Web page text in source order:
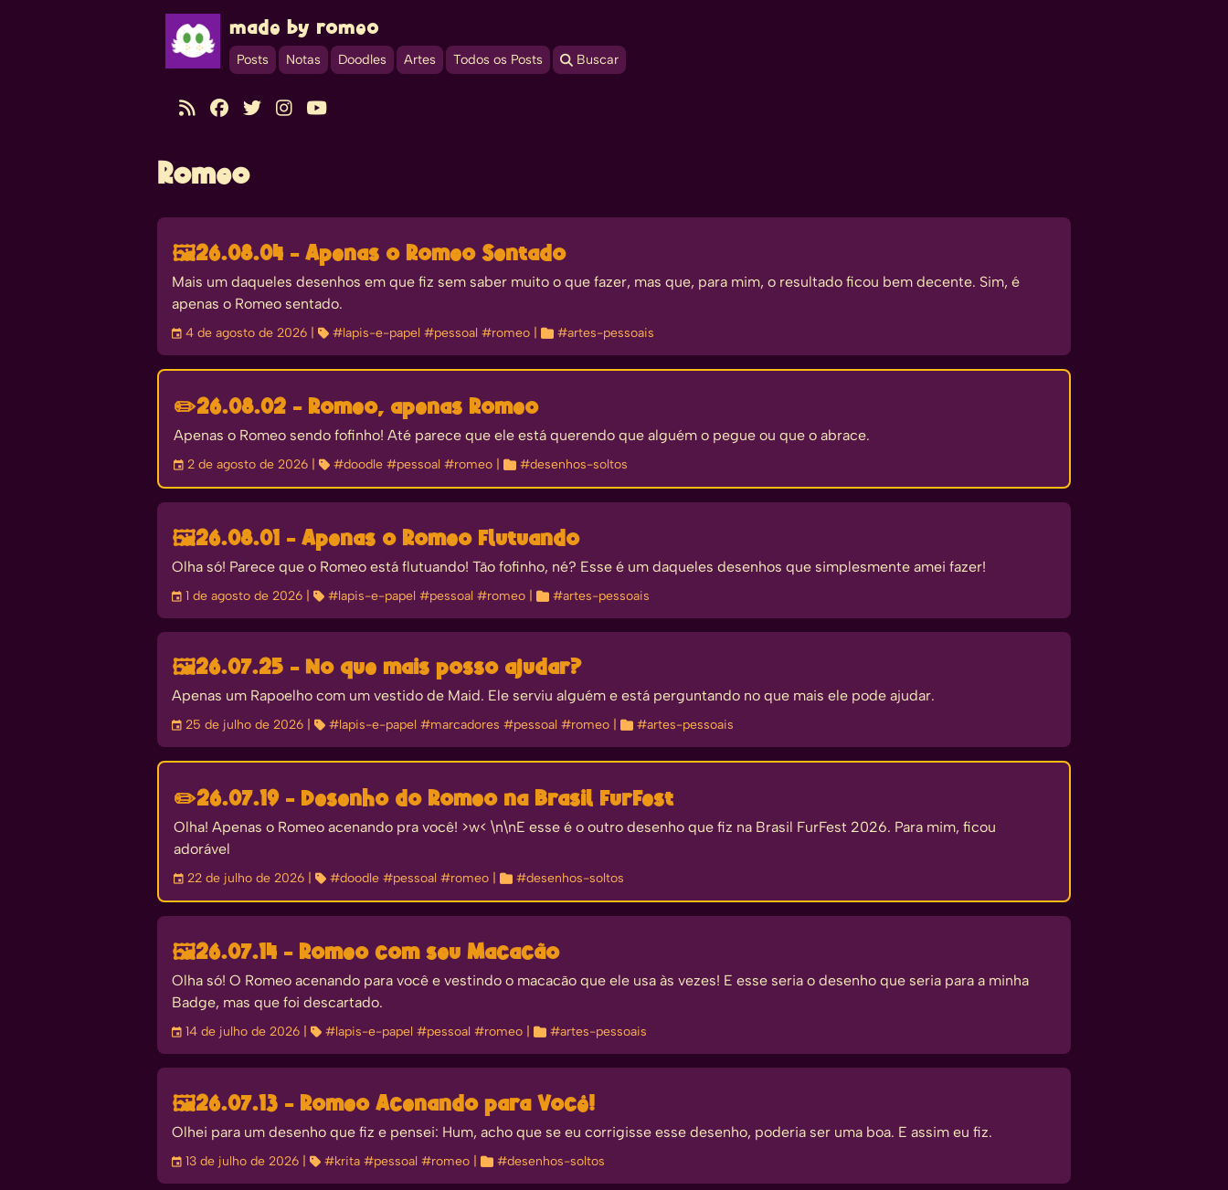
made by romeo
Posts Notas Doodles Artes Todos os Posts  Buscar
    
Romeo
🖼️26.08.04 - Apenas o Romeo Sentado
Mais um daqueles desenhos em que fiz sem saber muito o que fazer, mas que, para mim, o resultado ficou bem decente. Sim, é
apenas o Romeo sentado.
󰃭 4 de agosto de 2026 |  #lapis-e-papel #pessoal #romeo |  #artes-pessoais
✏️26.08.02 - Romeo, apenas Romeo
Apenas o Romeo sendo fofinho! Até parece que ele está querendo que alguém o pegue ou que o abrace.
󰃭 2 de agosto de 2026 |  #doodle #pessoal #romeo |  #desenhos-soltos
🖼️26.08.01 - Apenas o Romeo Flutuando
Olha só! Parece que o Romeo está flutuando! Tão fofinho, né? Esse é um daqueles desenhos que simplesmente amei fazer!
󰃭 1 de agosto de 2026 |  #lapis-e-papel #pessoal #romeo |  #artes-pessoais
🖼️26.07.25 - No que mais posso ajudar?
Apenas um Rapoelho com um vestido de Maid. Ele serviu alguém e está perguntando no que mais ele pode ajudar.
󰃭 25 de julho de 2026 |  #lapis-e-papel #marcadores #pessoal #romeo |  #artes-pessoais
✏️26.07.19 - Desenho do Romeo na Brasil FurFest
Olha! Apenas o Romeo acenando pra você! >w< \n\nE esse é o outro desenho que fiz na Brasil FurFest 2026. Para mim, ficou
adorável
󰃭 22 de julho de 2026 |  #doodle #pessoal #romeo |  #desenhos-soltos
🖼️26.07.14 - Romeo com seu Macacão
Olha só! O Romeo acenando para você e vestindo o macacão que ele usa às vezes! E esse seria o desenho que seria para a minha
Badge, mas que foi descartado.
󰃭 14 de julho de 2026 |  #lapis-e-papel #pessoal #romeo |  #artes-pessoais
🖼️26.07.13 - Romeo Acenando para Você!
Olhei para um desenho que fiz e pensei: Hum, acho que se eu corrigisse esse desenho, poderia ser uma boa. E assim eu fiz.
󰃭 13 de julho de 2026 |  #krita #pessoal #romeo |  #desenhos-soltos